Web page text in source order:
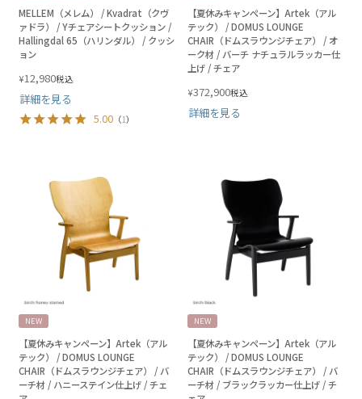
MELLEM（メレム） / Kvadrat（クヴ
ァドラ） / Yチェアシートクッション /
Hallingdal 65（ハリンダル） / クッシ
ョン
¥12,980税込
詳細を見る
5.00 （1）
【夏休みキャンペーン】Artek（アル
テック） / DOMUS LOUNGE
CHAIR（ドムスラウンジチェア） / オ
ーク材 / バーチ ナチュラルラッカー仕
上げ / チェア
¥372,900税込
詳細を見る
NEW
【夏休みキャンペーン】Artek（アル
テック） / DOMUS LOUNGE
CHAIR（ドムスラウンジチェア） / バ
ーチ材 / ハニーステイン仕上げ / チェ
NEW
【夏休みキャンペーン】Artek（アル
テック） / DOMUS LOUNGE
CHAIR（ドムスラウンジチェア） / バ
ーチ材 / ブラックラッカー仕上げ / チ